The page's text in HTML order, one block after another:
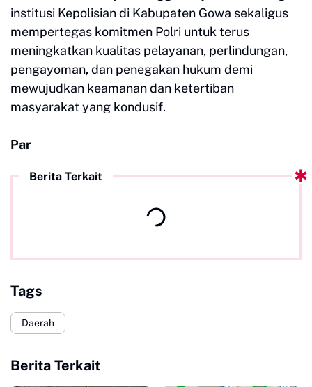
institusi Kepolisian di Kabupaten Gowa sekaligus
mempertegas komitmen Polri untuk terus
meningkatkan kualitas pelayanan, perlindungan,
pengayoman, dan penegakan hukum demi
mewujudkan keamanan dan ketertiban
masyarakat yang kondusif.
Par
Berita Terkait
Tags
Daerah
Berita Terkait